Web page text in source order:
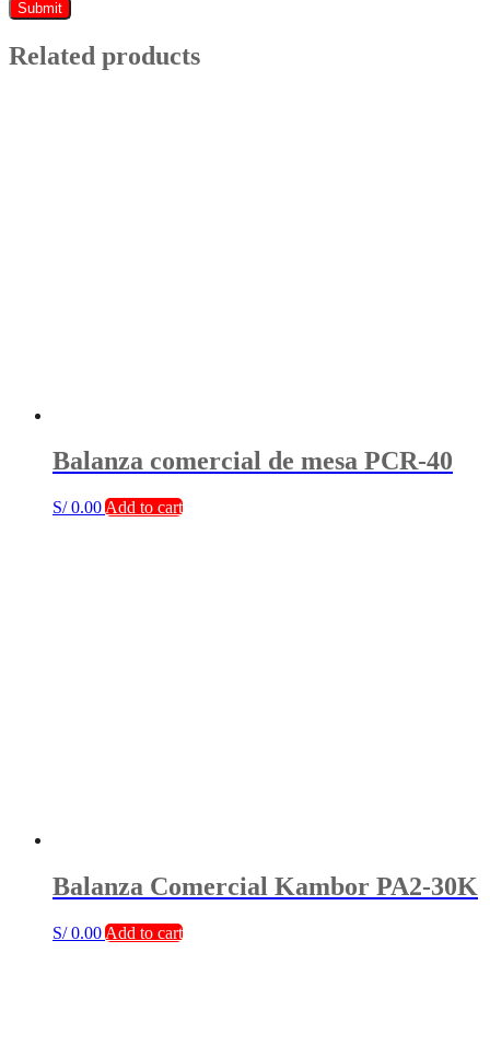
Related products
Balanza comercial de mesa PCR-40
S/0.00Add to cart
Balanza Comercial Kambor PA2-30K
S/0.00Add to cart